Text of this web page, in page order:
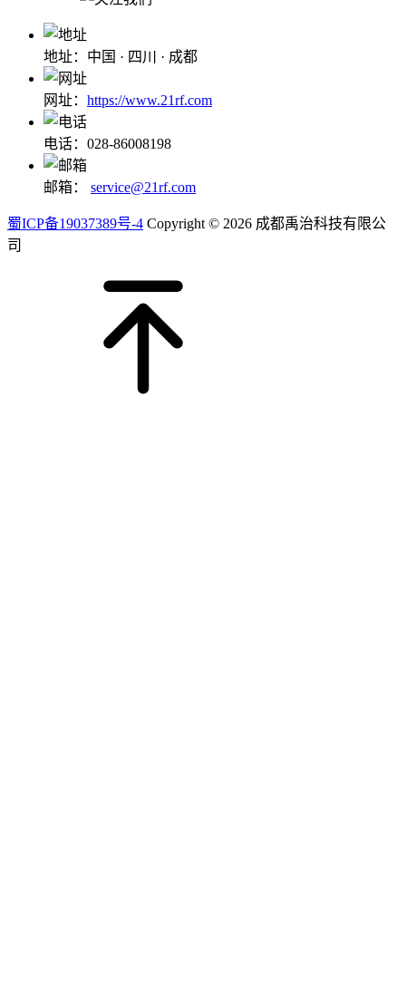
地址：中国 · 四川 · 成都
网址： https://www.21rf.com
电话：028-86008198
邮箱： service@21rf.com
蜀ICP备19037389号-4 Copyright © 2026 成都禹治科技有限公
司